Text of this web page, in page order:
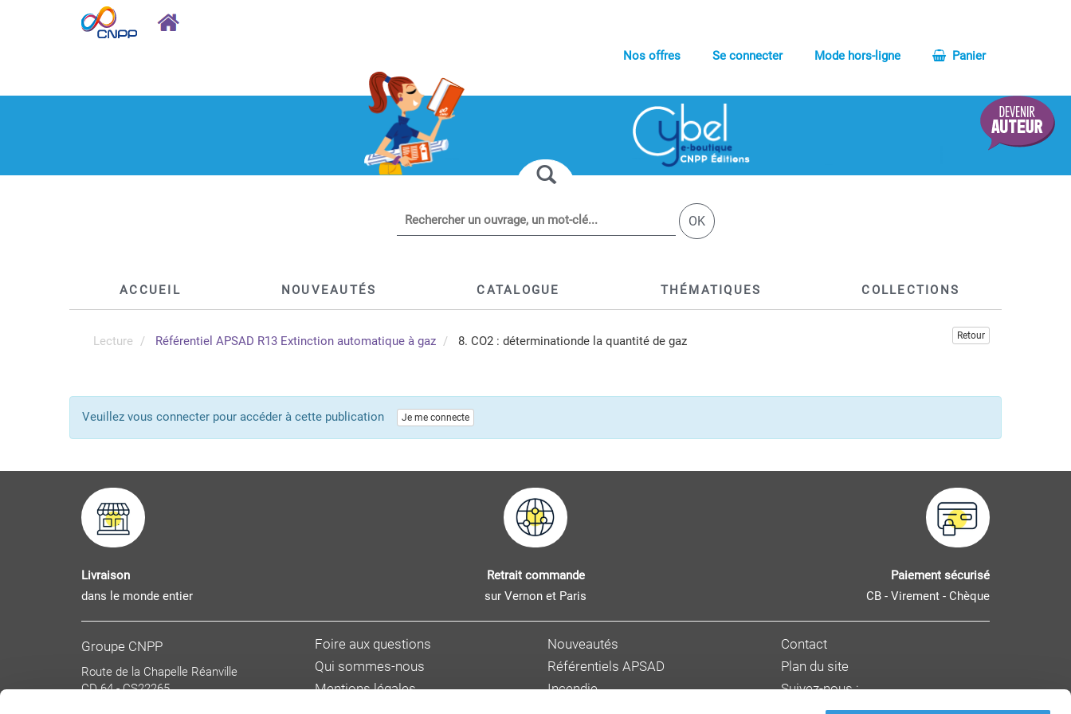
Nos offres Se connecter Mode hors-ligne Panier
OK
ACCUEIL NOUVEAUTÉS CATALOGUE THÉMATIQUES COLLECTIONS
Lecture Référentiel APSAD R13 Extinction automatique à gaz 8. CO2 : déterminationde la quantité de gaz Retour
Veuillez vous connecter pour accéder à cette publication Je me connecte
Livraison
dans le monde entier
Retrait commande
sur Vernon et Paris
Paiement sécurisé
CB - Virement - Chèque
Groupe CNPP
Route de la Chapelle Réanville
CD 64 - CS22265
Foire aux questions
Qui sommes-nous
Mentions légales
Nouveautés
Référentiels APSAD
Incendie
Contact
Plan du site
Suivez-nous :